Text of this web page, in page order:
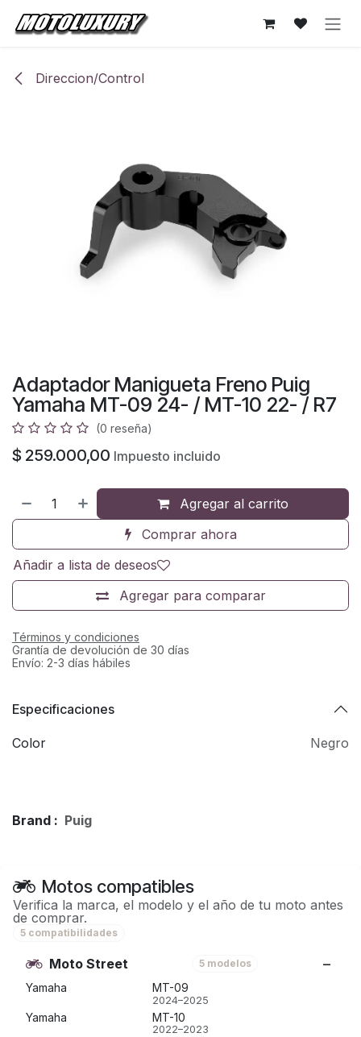
Ir al contenido
Direccion/Control
Adaptador Manigueta Freno Puig
Yamaha MT-09 24- / MT-10 22- / R7
(0 reseña)
$ 259.000,00 Impuesto incluido
Agregar al carrito
Comprar ahora
Agregar para comparar
Añadir a lista de deseos
Términos y condiciones
Grantía de devolución de 30 días
Envío: 2-3 días hábiles
Especificaciones
Color Negro
Brand : Puig
Motos compatibles
Verifica la marca, el modelo y el año de tu moto antes
de comprar.
5 compatibilidades
Moto Street 5 modelos
Yamaha MT-09
2024–2025
Yamaha MT-10
2022–2023